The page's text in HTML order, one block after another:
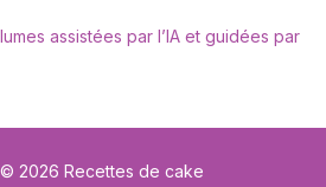
assistées par l’IA et guidées par
2026 Recettes de cake